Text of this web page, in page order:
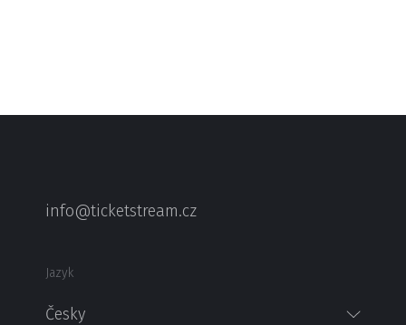
info@ticketstream.cz
Jazyk
Česky